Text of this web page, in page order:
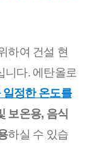
하여 건설 현
니다. 에탄올로
정한 온도를
보온용, 음식
하실 수 있습